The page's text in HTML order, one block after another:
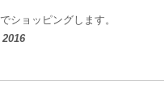
ショッピングします。